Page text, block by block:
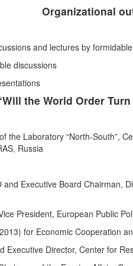
Organizational
and lectures by
discussions
the World Order
the Laboratory “North-South”,
Russia
and Executive Board Chairman,
President, European Public
for Economic Cooperation
Executive Director, Center for